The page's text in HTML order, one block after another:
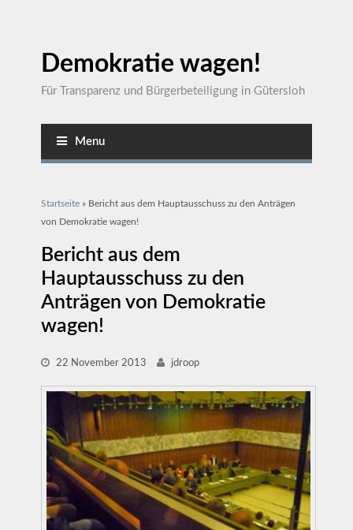
Demokratie wagen!
Für Transparenz und Bürgerbeteiligung in Gütersloh
Menu
Sie sind hier
Startseite » Bericht aus dem Hauptausschuss zu den Anträgen
von Demokratie wagen!
Bericht aus dem
Hauptausschuss zu den
Anträgen von Demokratie
wagen!
22 November 2013 jdroop